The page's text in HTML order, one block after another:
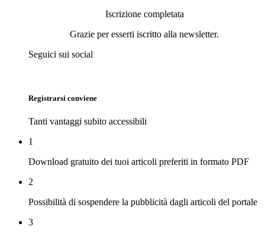
Iscrizione completata
Grazie per esserti iscritto alla newsletter.
Seguici sui social
Registrarsi conviene
Tanti vantaggi subito accessibili
1
Download gratuito dei tuoi articoli preferiti in formato PDF
2
Possibilità di sospendere la pubblicità dagli articoli del portale
3